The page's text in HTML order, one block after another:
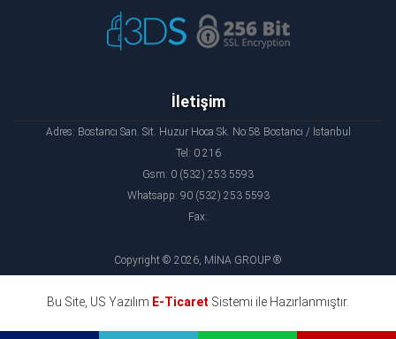
İletişim
Adres: Bostancı San. Sit. Huzur Hoca Sk. No:58 Bostancı / İstanbul
Tel: 0 216
Gsm: 0 (532) 253 5593
Whatsapp: 90 (532) 253 5593
Fax:
Copyright © 2026, MİNA GROUP ®
Bu Site, US Yazılım E-Ticaret Sistemi ile Hazırlanmıştır.